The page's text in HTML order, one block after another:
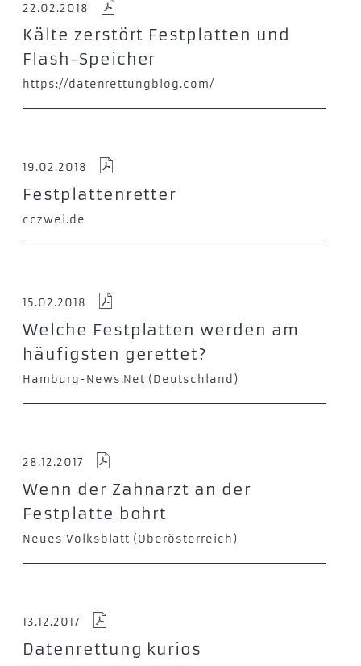
22.02.2018
Kälte zerstört Festplatten und
Flash-Speicher
https://datenrettungblog.com/
19.02.2018
Festplattenretter
cczwei.de
15.02.2018
Welche Festplatten werden am
häufigsten gerettet?
Hamburg-News.Net (Deutschland)
28.12.2017
Wenn der Zahnarzt an der
Festplatte bohrt
Neues Volksblatt (Oberösterreich)
13.12.2017
Datenrettung kurios